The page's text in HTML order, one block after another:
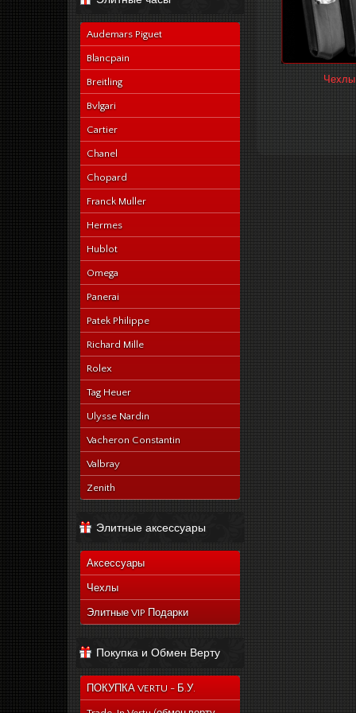
Audemars Piguet
Blancpain
Breitling
Bvlgari
Cartier
Chanel
Chopard
Franck Muller
Hermes
Hublot
Omega
Panerai
Patek Philippe
Richard Mille
Rolex
Tag Heuer
Ulysse Nardin
Vacheron Constantin
Valbray
Zenith
Элитные аксессуары
Аксессуары
Чехлы
Элитные VIP Подарки
Покупка и Обмен Верту
ПОКУПКА VERTU - Б.У.
Чехлы